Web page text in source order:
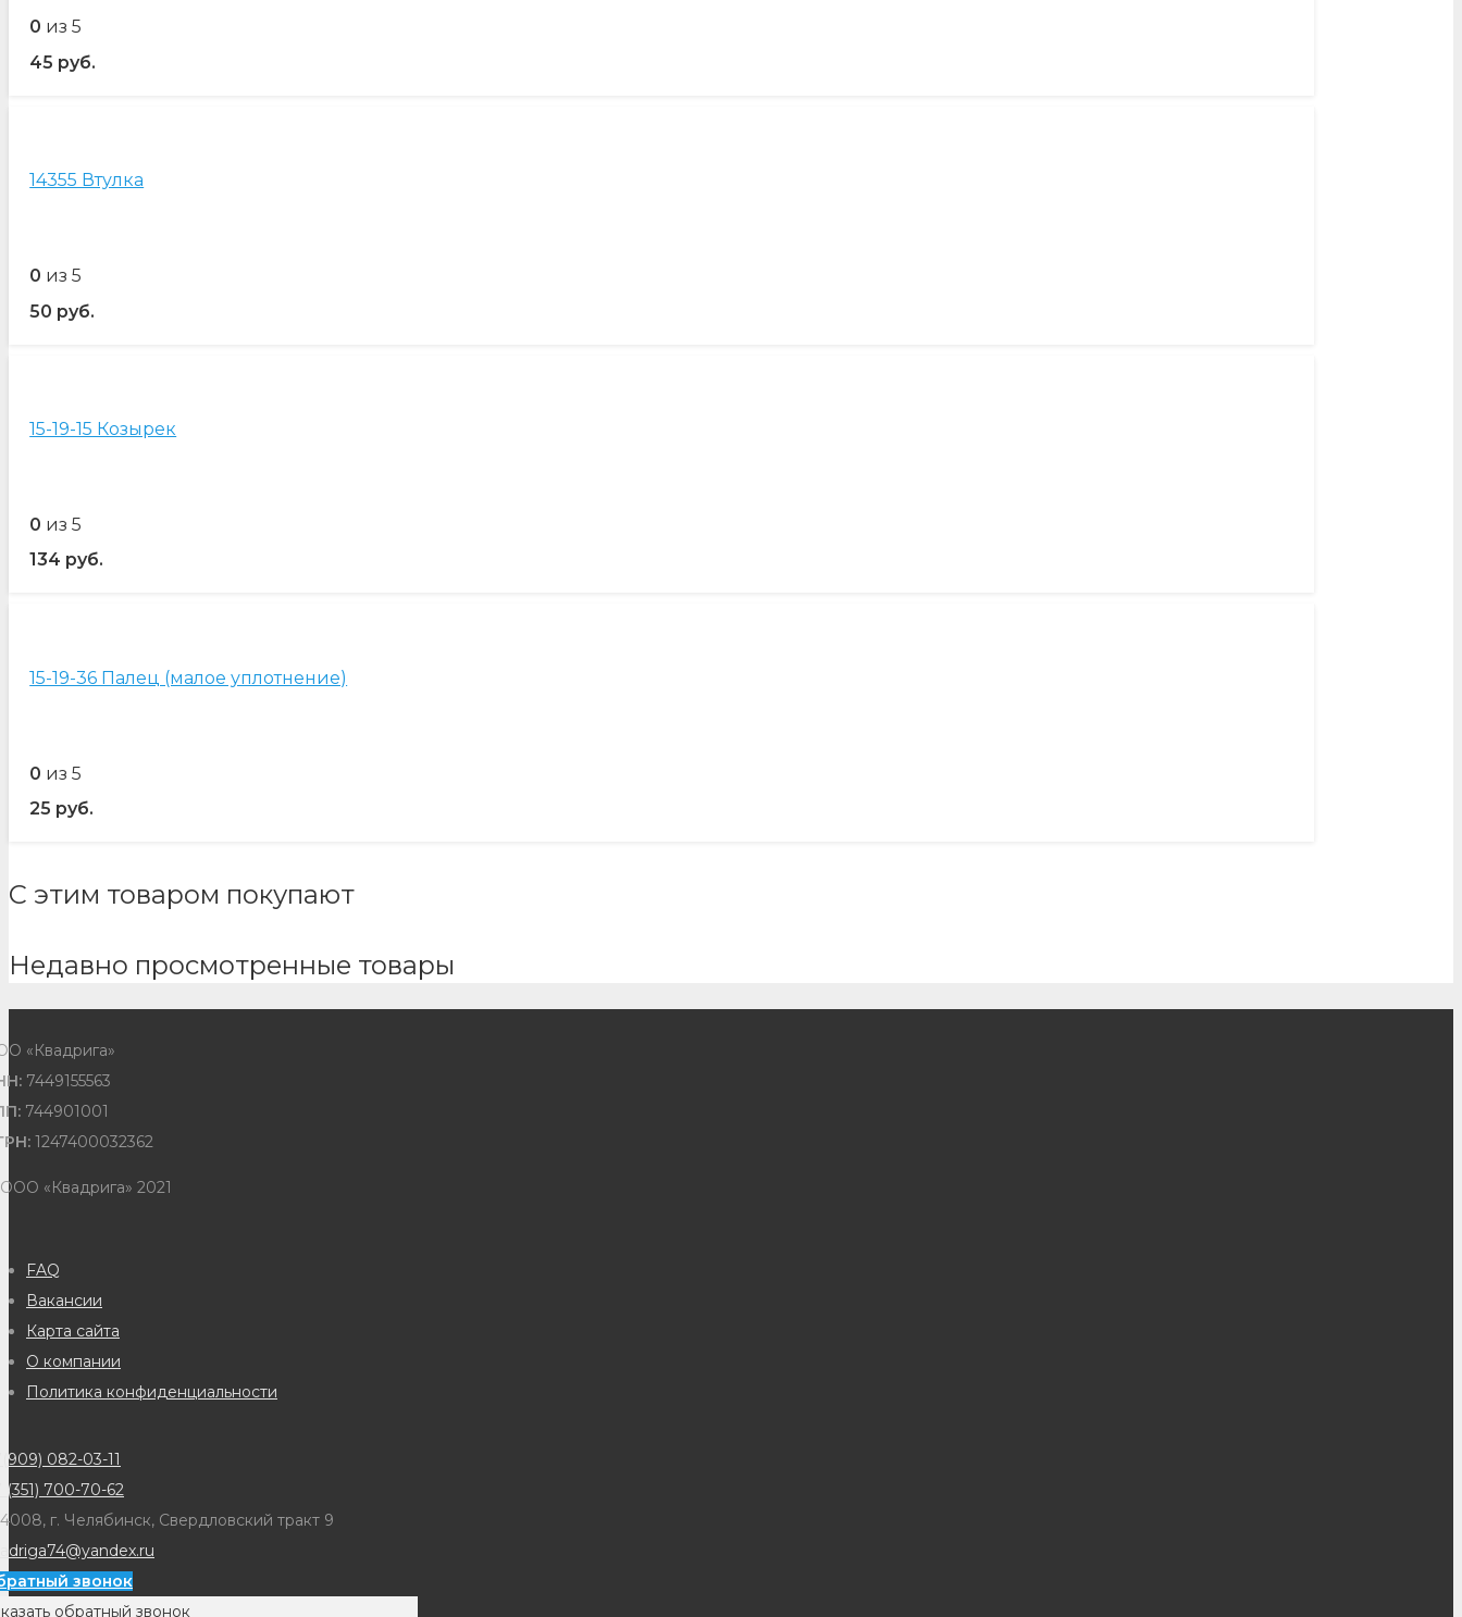
0 из 5
45 руб.
14355 Втулка
0 из 5
50 руб.
15-19-15 Козырек
0 из 5
134 руб.
15-19-36 Палец (малое уплотнение)
0 из 5
25 руб.
С этим товаром покупают
Недавно просмотренные товары
«Квадрига»
7449155563
744901001
1247400032362
«Квадрига» 2021
FAQ
Вакансии
Карта сайта
О компании
Политика конфиденциальности
082-03-11
(351) 700-70-62
г. Челябинск, Свердловский тракт 9
звонок
обратный звонок